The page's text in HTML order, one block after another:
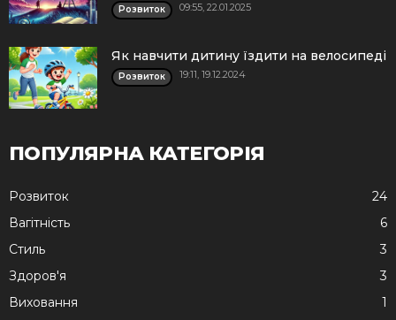
Розвиток 09:55, 22.01.2025
Як навчити дитину їздити на велосипеді
Розвиток 19:11, 19.12.2024
ПОПУЛЯРНА КАТЕГОРІЯ
Розвиток
24
Вагітність
6
Стиль
3
Здоров'я
3
Виховання
1